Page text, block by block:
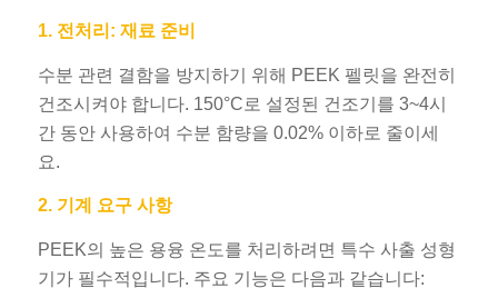
1. 전처리: 재료 준비
수분 관련 결함을 방지하기 위해 PEEK 펠릿을 완전히
건조시켜야 합니다. 150°C로 설정된 건조기를 3~4시
간 동안 사용하여 수분 함량을 0.02% 이하로 줄이세
요.
2. 기계 요구 사항
PEEK의 높은 용융 온도를 처리하려면 특수 사출 성형
기가 필수적입니다. 주요 기능은 다음과 같습니다: